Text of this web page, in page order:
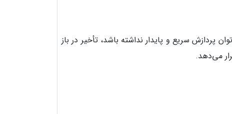
سریع و پایدار نداشته باشد، تأخیر در باز
می‌دهد.